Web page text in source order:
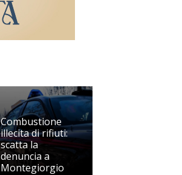
Combustione
illecita di rifiuti:
scatta la
denuncia a
Montegiorgio